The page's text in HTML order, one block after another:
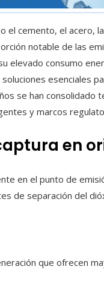
el cemento, el acero,
notable de las
elevado consumo
esenciales
se han consolidado
y marcos
en
en el punto de
de separación del
que ofrecen